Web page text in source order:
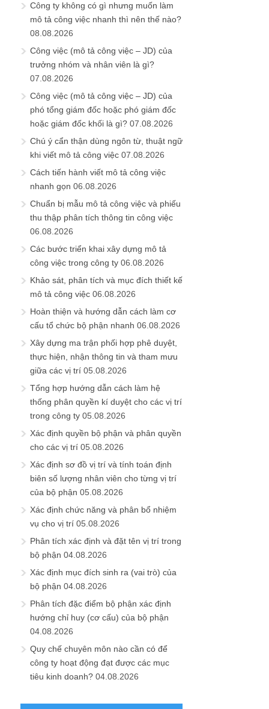
Công ty không có gì nhưng muốn làm
mô tả công việc nhanh thì nên thế nào?
08.08.2026
Công việc (mô tả công việc – JD) của
trưởng nhóm và nhân viên là gì?
07.08.2026
Công việc (mô tả công việc – JD) của
phó tổng giám đốc hoặc phó giám đốc
hoặc giám đốc khối là gì? 07.08.2026
Chú ý cẩn thận dùng ngôn từ, thuật ngữ
khi viết mô tả công việc 07.08.2026
Cách tiến hành viết mô tả công việc
nhanh gọn 06.08.2026
Chuẩn bị mẫu mô tả công việc và phiếu
thu thập phân tích thông tin công việc
06.08.2026
Các bước triển khai xây dựng mô tả
công việc trong công ty 06.08.2026
Khảo sát, phân tích và mục đích thiết kế
mô tả công việc 06.08.2026
Hoàn thiện và hướng dẫn cách làm cơ
cấu tổ chức bộ phận nhanh 06.08.2026
Xây dựng ma trận phối hợp phê duyệt,
thực hiện, nhận thông tin và tham mưu
giữa các vị trí 05.08.2026
Tổng hợp hướng dẫn cách làm hệ
thống phân quyền kí duyệt cho các vị trí
trong công ty 05.08.2026
Xác định quyền bộ phận và phân quyền
cho các vị trí 05.08.2026
Xác định sơ đồ vị trí và tính toán định
biên số lượng nhân viên cho từng vị trí
của bộ phận 05.08.2026
Xác định chức năng và phân bổ nhiệm
vụ cho vị trí 05.08.2026
Phân tích xác định và đặt tên vị trí trong
bộ phận 04.08.2026
Xác định mục đích sinh ra (vai trò) của
bộ phận 04.08.2026
Phân tích đặc điểm bộ phận xác định
hướng chỉ huy (cơ cấu) của bộ phận
04.08.2026
Quy chế chuyên môn nào cần có để
công ty hoạt động đạt được các mục
tiêu kinh doanh? 04.08.2026